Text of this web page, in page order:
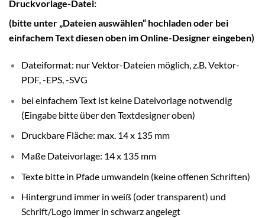
Druckvorlage-Datei:
(bitte unter „Dateien auswählen“ hochladen oder bei
einfachem Text diesen oben im Online-Designer eingeben)
Dateiformat: nur Vektor-Dateien möglich, z.B. Vektor-
PDF, -EPS, -SVG
bei einfachem Text ist keine Dateivorlage notwendig
(Eingabe bitte über den Textdesigner oben)
Druckbare Fläche: max. 14 x 135 mm
Maße Dateivorlage: 14 x 135 mm
Texte bitte in Pfade umwandeln (keine offenen Schriften)
Hintergrund immer in weiß (oder transparent) und
Schrift/Logo immer in schwarz angelegt